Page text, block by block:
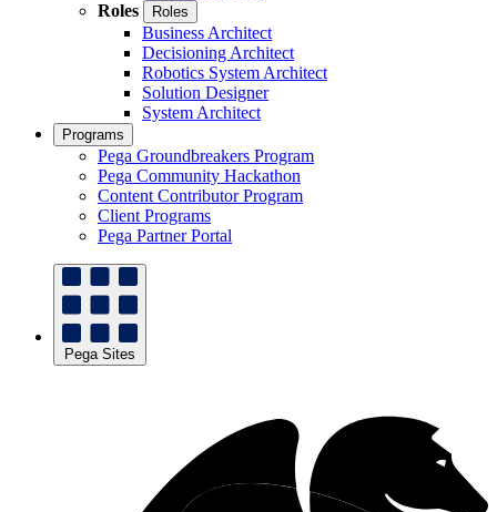
Roles
Roles
Business Architect
Decisioning Architect
Robotics System Architect
Solution Designer
System Architect
Programs
Pega Groundbreakers Program
Pega Community Hackathon
Content Contributor Program
Client Programs
Pega Partner Portal
Pega Sites